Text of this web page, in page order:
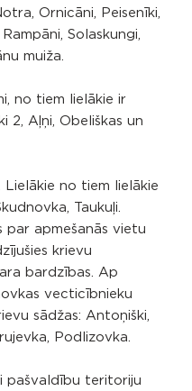
Ornicāni, Peisenīki,
Solaskungi,
muiža.
no tiem lielākie ir
2, Aļņi, Obeliškas un
Lielākie no tiem lielākie
Taukuļi.
apmešanās vietu
krievu
bardzības. Ap
vecticībnieku
sādžas: Antoņiški,
Podlizovka.
pašvaldību teritoriju